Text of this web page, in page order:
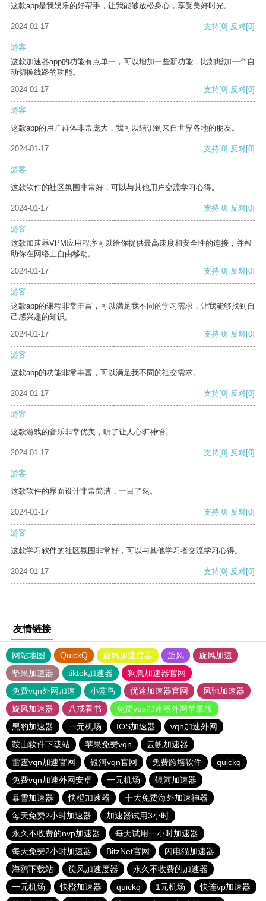
这款app是我娱乐的好帮手，让我能够放松身心，享受美好时光。
2024-01-17 支持[0] 反对[0]
游客
这款加速器app的功能有点单一，可以增加一些新功能，比如增加一个自
动切换线路的功能。
2024-01-17
支持[0] 反对[0]
游客
这款app的用户群体非常庞大，我可以结识到来自世界各地的朋友。
2024-01-17 支持[0] 反对[0]
游客
这款软件的社区氛围非常好，可以与其他用户交流学习心得。
2024-01-17 支持[0] 反对[0]
游客
这款加速器VPM应用程序可以给你提供最高速度和安全性的连接，并帮
助你在网络上自由移动。
2024-01-17
支持[0] 反对[0]
游客
这款app的课程非常丰富，可以满足我不同的学习需求，让我能够找到自
己感兴趣的知识。
2024-01-17
支持[0] 反对[0]
游客
这款app的功能非常丰富，可以满足我不同的社交需求。
2024-01-17 支持[0] 反对[0]
游客
这款游戏的音乐非常优美，听了让人心旷神怡。
2024-01-17 支持[0] 反对[0]
游客
这款软件的界面设计非常简洁，一目了然。
2024-01-17 支持[0] 反对[0]
游客
这款学习软件的社区氛围非常好，可以与其他学习者交流学习心得。
2024-01-17 支持[0] 反对[0]
友情链接
网站地图 QuickQ 旋风加速度器 旋风
旋风加速
坚果加速器
tiktok加速器
狗急加速器官网
免费vqn外网加速
小蓝鸟 优途加速器官网
风驰加速器
旋风加速器
八戒看书
免费vps加速器外网苹果版
黑豹加速器
一元机场 IOS加速器
vqn加速外网
鞍山软件下载站
苹果免费vqn
云帆加速器
雷霆vqn加速官网
银河vqn官网 免费跨墙软件
quickq
免费vqn加速外网安卓
一元机场
银河加速器
暴雪加速器
快橙加速器
十大免费海外加速神器
每天免费2小时加速器
加速器试用3小时
永久不收费的nvp加速器
每天试用一小时加速器
每天免费2小时加速器
BitzNet官网
闪电猫加速器
海鸥下载站
旋风加速度器
永久不收费的加速器
一元机场
快橙加速器 quickq 1元机场
快连vp加速器